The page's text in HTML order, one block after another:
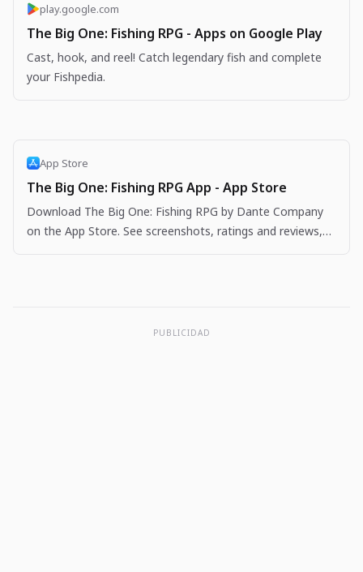
play.google.com
The Big One: Fishing RPG - Apps on Google Play
Cast, hook, and reel! Catch legendary fish and complete
your Fishpedia.
App Store
The Big One: Fishing RPG App - App Store
Download The Big One: Fishing RPG by Dante Company
on the App Store. See screenshots, ratings and reviews,
PUBLICIDAD